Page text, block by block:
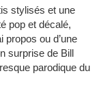
stylisés et une
pop et décalé,
propos ou d’une
surprise de Bill
parodique du